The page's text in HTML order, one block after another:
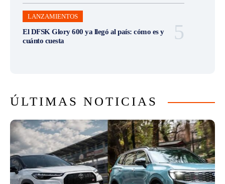
LANZAMIENTOS
El DFSK Glory 600 ya llegó al país: cómo es y
cuánto cuesta
ÚLTIMAS NOTICIAS